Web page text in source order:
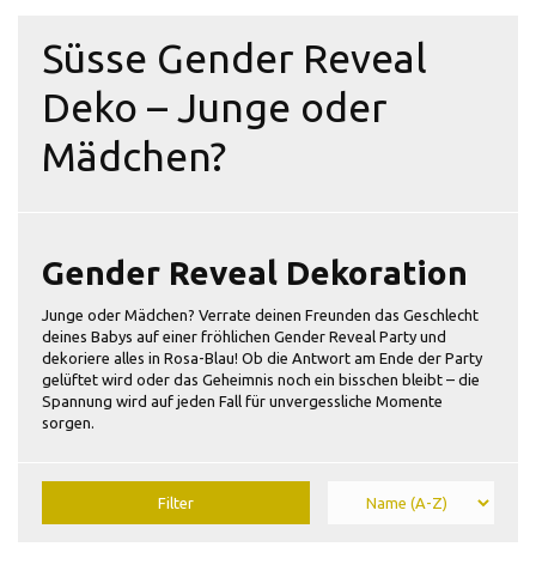
Süsse Gender Reveal
Deko – Junge oder
Mädchen?
Gender Reveal Dekoration
Junge oder Mädchen? Verrate deinen Freunden das Geschlecht
deines Babys auf einer fröhlichen Gender Reveal Party und
dekoriere alles in Rosa-Blau! Ob die Antwort am Ende der Party
gelüftet wird oder das Geheimnis noch ein bisschen bleibt – die
Spannung wird auf jeden Fall für unvergessliche Momente
sorgen.
Filter